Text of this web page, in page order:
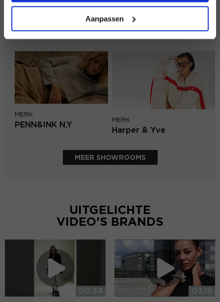
Aanpassen
Lofty Manner
MERK
PENN&INK N.Y
MERK
Harper & Yve
MEER SHOWROOMS
UITGELICHTE
VIDEO'S BRANDS
00:34
03:15